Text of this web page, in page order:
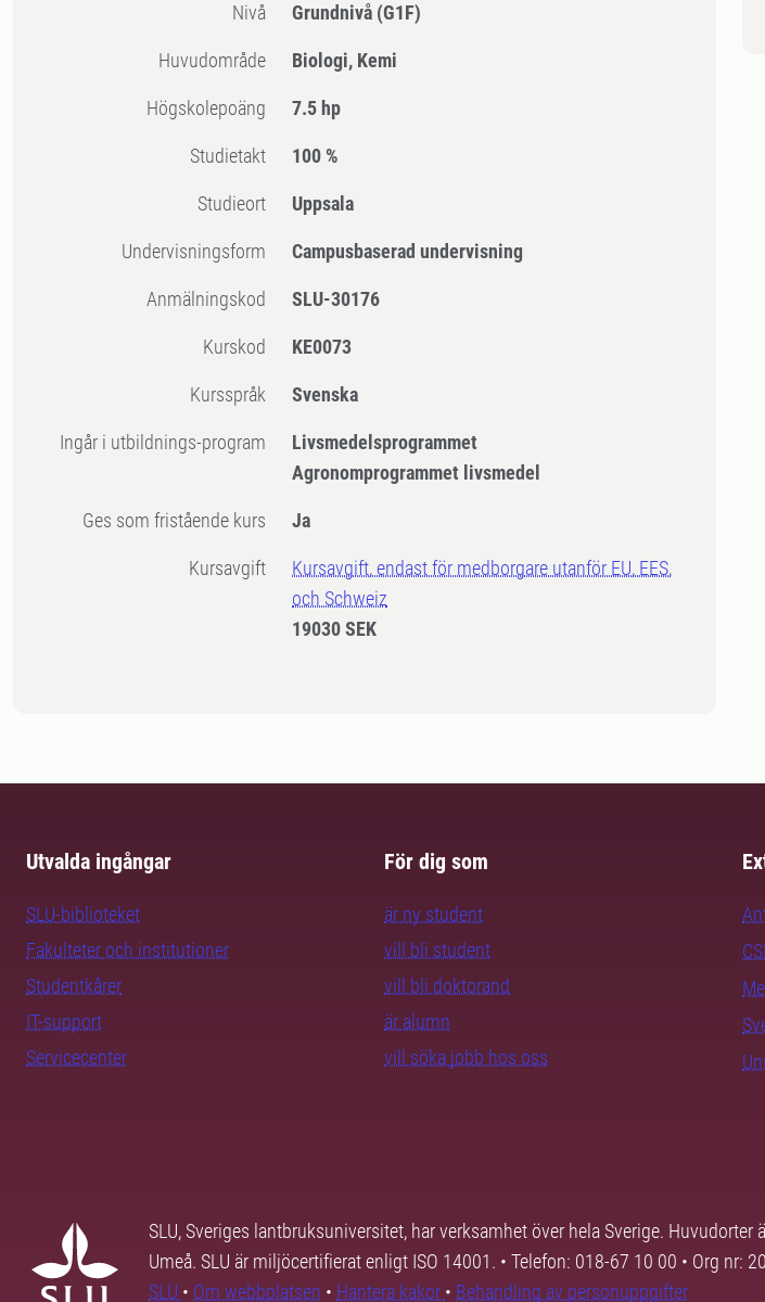
Nivå Grundnivå (G1F)
Huvudområde Biologi, Kemi
högskolepoäng 7.5 hp
Studietakt 100 %
Studieort Uppsala
Undervisningsform Campusbaserad undervisning
Anmälningskod SLU-30176
Kurskod KE0073
Kursspråk Svenska
Ingår i utbildnings-program
Livsmedelsprogrammet
Agronomprogrammet livsmedel
Ges som fristående kurs Ja
Kursavgift
Kursavgift, endast för medborgare utanför EU, EES,
och Schweiz
19030 SEK
Utvalda ingångar
SLU-biblioteket
Fakulteter och institutioner
Studentkårer
IT-support
Servicecenter
För dig som
är ny student
vill bli student
vill bli doktorand
är alumn
vill söka jobb hos oss
SLU, Sveriges lantbruksuniversitet, har verksamhet över hela Sverige. Huvudorter
Umeå. SLU är miljöcertifierat enligt ISO 14001. • Telefon: 018-67 10 00 • Org nr:
SLU • Om webbplatsen • Hantera kakor • Behandling av personuppgifter